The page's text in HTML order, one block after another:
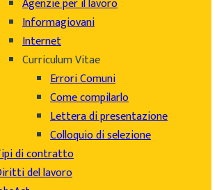
Informagiovani
Internet
Curriculum Vitae
Errori Comuni
Come compilarlo
Lettera di presentazione
Colloquio di selezione
di contratto
del lavoro